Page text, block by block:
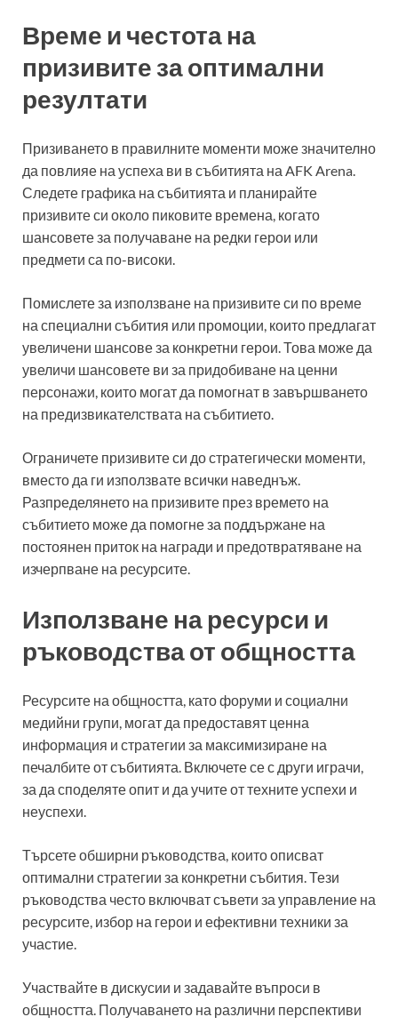
Време и честота на
призивите за оптимални
резултати
Призиването в правилните моменти може значително
да повлияе на успеха ви в събитията на AFK Arena.
Следете графика на събитията и планирайте
призивите си около пиковите времена, когато
шансовете за получаване на редки герои или
предмети са по-високи.
Помислете за използване на призивите си по време
на специални събития или промоции, които предлагат
увеличени шансове за конкретни герои. Това може да
увеличи шансовете ви за придобиване на ценни
персонажи, които могат да помогнат в завършването
на предизвикателствата на събитието.
Ограничете призивите си до стратегически моменти,
вместо да ги използвате всички наведнъж.
Разпределянето на призивите през времето на
събитието може да помогне за поддържане на
постоянен приток на награди и предотвратяване на
изчерпване на ресурсите.
Използване на ресурси и
ръководства от общността
Ресурсите на общността, като форуми и социални
медийни групи, могат да предоставят ценна
информация и стратегии за максимизиране на
печалбите от събитията. Включете се с други играчи,
за да споделяте опит и да учите от техните успехи и
неуспехи.
Търсете обширни ръководства, които описват
оптимални стратегии за конкретни събития. Тези
ръководства често включват съвети за управление на
ресурсите, избор на герои и ефективни техники за
участие.
Участвайте в дискусии и задавайте въпроси в
общността. Получаването на различни перспективи